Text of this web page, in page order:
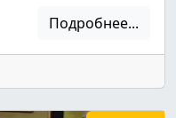
Подробнее...